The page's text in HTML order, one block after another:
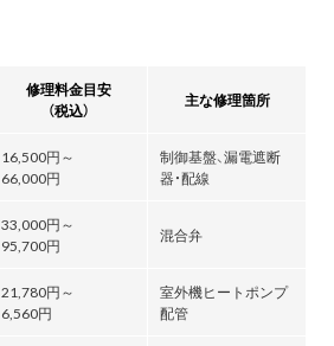
修理料金目安
（税込）
主な修理箇所
16,500円～
66,000円
制御基盤、漏電遮断
器・配線
33,000円～
95,700円
混合弁
21,780円～
6,560円
室外機ヒートポンプ
配管